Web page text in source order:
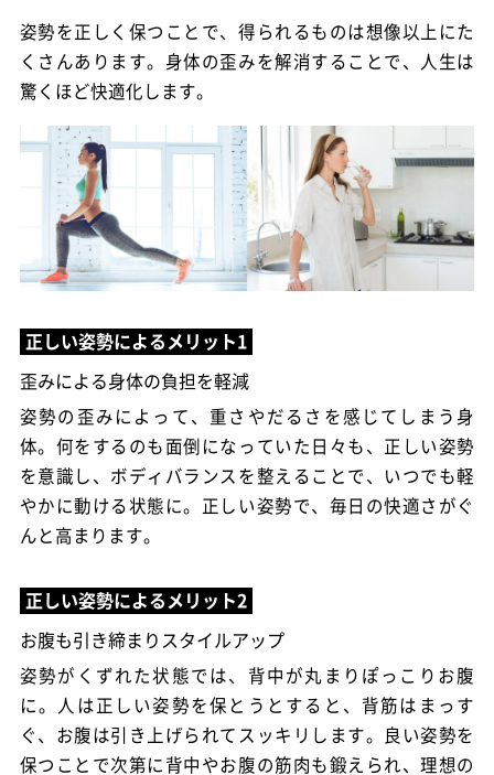
姿勢を正しく保つことで、得られるものは想像以上にた
くさんあります。身体の歪みを解消することで、人生は
驚くほど快適化します。
歪みによる身体の負担を軽減
姿勢の歪みによって、重さやだるさを感じてしまう身
体。何をするのも面倒になっていた日々も、正しい姿勢
を意識し、ボディバランスを整えることで、いつでも軽
やかに動ける状態に。正しい姿勢で、毎日の快適さがぐ
んと高まります。
お腹も引き締まりスタイルアップ
姿勢がくずれた状態では、背中が丸まりぽっこりお腹
に。人は正しい姿勢を保とうとすると、背筋はまっす
ぐ、お腹は引き上げられてスッキリします。良い姿勢を
保つことで次第に背中やお腹の筋肉も鍛えられ、理想の